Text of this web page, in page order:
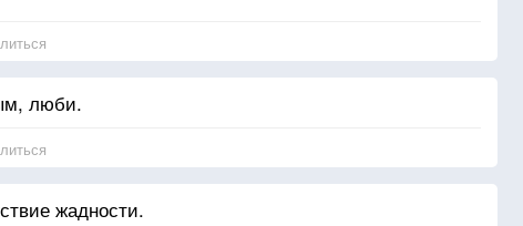
люби.
жадности.